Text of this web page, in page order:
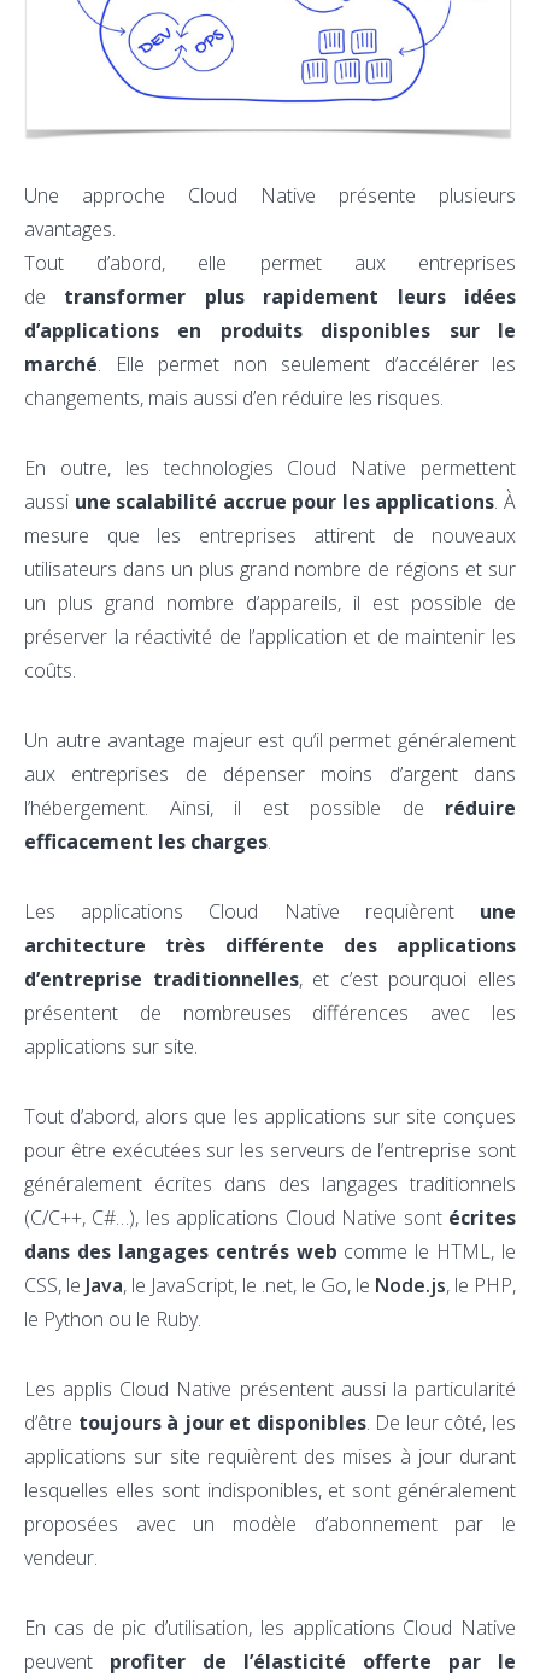
Une approche Cloud Native présente plusieurs
avantages.
Tout d’abord, elle permet aux entreprises
de transformer plus rapidement leurs idées
d’applications en produits disponibles sur le
marché. Elle permet non seulement d’accélérer les
changements, mais aussi d’en réduire les risques.
En outre, les technologies Cloud Native permettent
aussi une scalabilité accrue pour les applications. À
mesure que les entreprises attirent de nouveaux
utilisateurs dans un plus grand nombre de régions et sur
un plus grand nombre d’appareils, il est possible de
préserver la réactivité de l’application et de maintenir les
coûts.
Un autre avantage majeur est qu’il permet généralement
aux entreprises de dépenser moins d’argent dans
l’hébergement. Ainsi, il est possible de réduire
efficacement les charges.
Les applications Cloud Native requièrent une
architecture très différente des applications
d’entreprise traditionnelles, et c’est pourquoi elles
présentent de nombreuses différences avec les
applications sur site.
Tout d’abord, alors que les applications sur site conçues
pour être exécutées sur les serveurs de l’entreprise sont
généralement écrites dans des langages traditionnels
(C/C++, C#…), les applications Cloud Native sont écrites
dans des langages centrés web comme le HTML, le
CSS, le Java, le JavaScript, le .net, le Go, le Node.js, le PHP,
le Python ou le Ruby.
Les applis Cloud Native présentent aussi la particularité
d’être toujours à jour et disponibles. De leur côté, les
applications sur site requièrent des mises à jour durant
lesquelles elles sont indisponibles, et sont généralement
proposées avec un modèle d’abonnement par le
vendeur.
En cas de pic d’utilisation, les applications Cloud Native
peuvent profiter de l’élasticité offerte par le